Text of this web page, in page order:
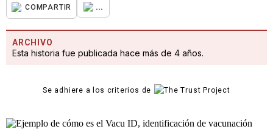
COMPARTIR ...
ARCHIVO
Esta historia fue publicada hace más de 4 años.
Se adhiere a los criterios de